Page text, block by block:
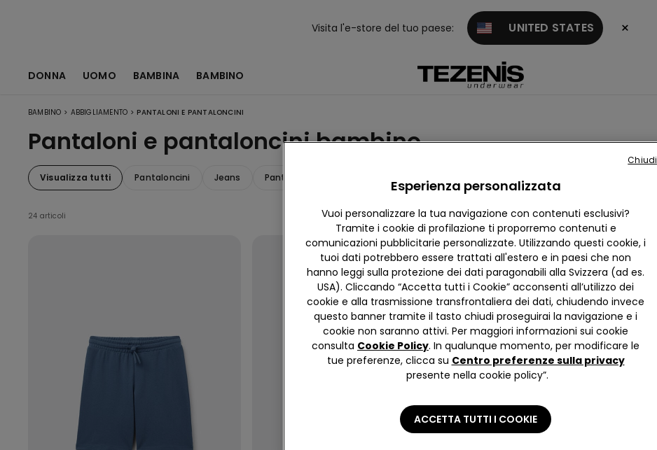
Visita l'e-store del tuo paese: UNITED STATES ×
DONNA UOMO BAMBINA BAMBINO
BAMBINO > ABBIGLIAMENTO > PANTALONI E PANTALONCINI
Pantaloni e pantaloncini bambino
Visualizza tutti Pantaloncini Jeans Pantaloni
24 articoli
Esperienza personalizzata
Vuoi personalizzare la tua navigazione con contenuti esclusivi?
Tramite i cookie di profilazione ti proporremo contenuti e
comunicazioni pubblicitarie personalizzate. Utilizzando questi cookie, i
tuoi dati potrebbero essere trattati all'estero e in paesi che non
hanno leggi sulla protezione dei dati paragonabili alla Svizzera (ad es.
USA). Cliccando “Accetta tutti i Cookie” acconsenti all’utilizzo dei
cookie e alla trasmissione transfrontaliera dei dati, chiudendo invece
questo banner tramite il tasto chiudi proseguirai la navigazione e i
cookie non saranno attivi. Per maggiori informazioni sui cookie
consulta Cookie Policy. In qualunque momento, per modificare le
tue preferenze, clicca su Centro preferenze sulla privacy
presente nella cookie policy”.
ACCETTA TUTTI I COOKIE
Chiudi